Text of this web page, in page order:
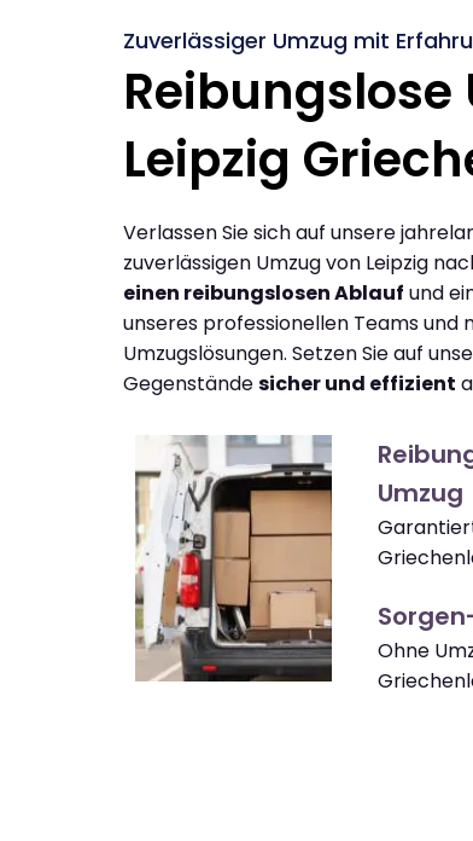
Zuverlässiger Umzug mit
Reibungslose
Leipzig
Verlassen Sie sich auf unsere
zuverlässigen Umzug von Leipzig
einen reibungslosen Ablauf und
unseres professionellen Teams
Umzugslösungen. Setzen Sie auf
Gegenständesicher und effizient
Umzug
Ohne